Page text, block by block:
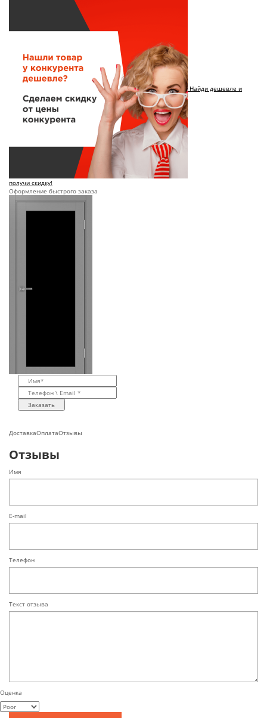
Найди дешевле и
получи скидку!
Оформление быстрого заказа
Заказать
ДоставкаОплатаОтзывы
Отзывы
Имя
E-mail
Телефон
Текст отзыва
Оценка